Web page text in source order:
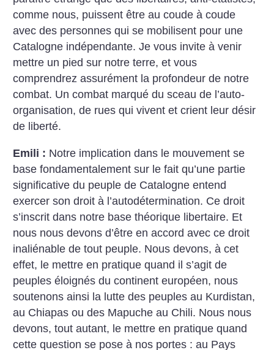
comme nous, puissent être au coude à coude
avec des personnes qui se mobilisent pour une
Catalogne indépendante. Je vous invite à venir
mettre un pied sur notre terre, et vous
comprendrez assurément la profondeur de notre
combat. Un combat marqué du sceau de l’auto-
organisation, de rues qui vivent et crient leur désir
de liberté.
Emili : Notre implication dans le mouvement se
base fondamentalement sur le fait qu’une partie
significative du peuple de Catalogne entend
exercer son droit à l’autodétermination. Ce droit
s’inscrit dans notre base théorique libertaire. Et
nous nous devons d’être en accord avec ce droit
inaliénable de tout peuple. Nous devons, à cet
effet, le mettre en pratique quand il s’agit de
peuples éloignés du continent européen, nous
soutenons ainsi la lutte des peuples au Kurdistan,
au Chiapas ou des Mapuche au Chili. Nous nous
devons, tout autant, le mettre en pratique quand
cette question se pose à nos portes : au Pays